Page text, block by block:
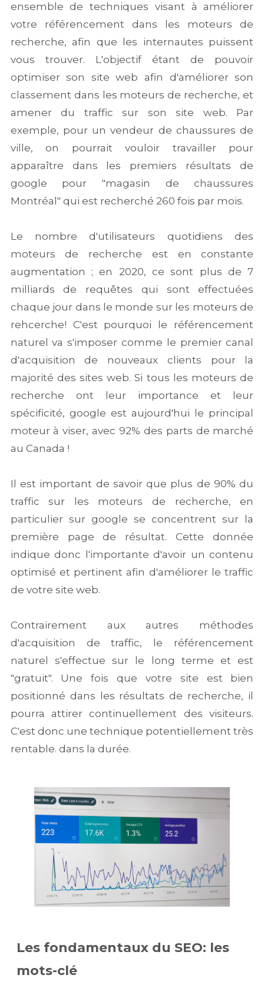
ensemble de techniques visant à améliorer
votre référencement dans les moteurs de
recherche, afin que les internautes puissent
vous trouver. L'objectif étant de pouvoir
optimiser son site web afin d'améliorer son
classement dans les moteurs de recherche, et
amener du traffic sur son site web. Par
exemple, pour un vendeur de chaussures de
ville, on pourrait vouloir travailler pour
apparaître dans les premiers résultats de
google pour "magasin de chaussures
Montréal" qui est recherché 260 fois par mois.
Le nombre d'utilisateurs quotidiens des
moteurs de recherche est en constante
augmentation ; en 2020, ce sont plus de 7
milliards de requêtes qui sont effectuées
chaque jour dans le monde sur les moteurs de
rehcerche! C'est pourquoi le référencement
naturel va s'imposer comme le premier canal
d'acquisition de nouveaux clients pour la
majorité des sites web. Si tous les moteurs de
recherche ont leur importance et leur
spécificité, google est aujourd'hui le principal
moteur à viser, avec 92% des parts de marché
au Canada !
Il est important de savoir que plus de 90% du
traffic sur les moteurs de recherche, en
particulier sur google se concentrent sur la
première page de résultat. Cette donnée
indique donc l'importante d'avoir un contenu
optimisé et pertinent afin d'améliorer le traffic
de votre site web.
Contrairement aux autres méthodes
d'acquisition de traffic, le référencement
naturel s'effectue sur le long terme et est
"gratuit". Une fois que votre site est bien
positionné dans les résultats de recherche, il
pourra attirer continuellement des visiteurs.
C'est donc une technique potentiellement très
rentable. dans la durée.
Les fondamentaux du SEO: les
mots-clé